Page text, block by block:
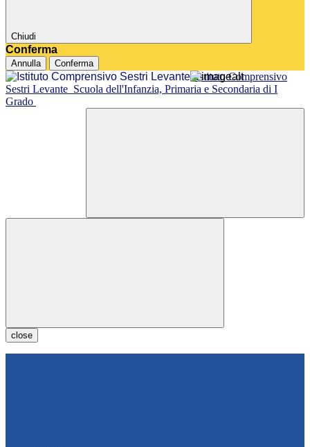
Chiudi
Conferma
Annulla Conferma
Istituto Comprensivo
Sestri Levante Scuola dell'Infanzia, Primaria e Secondaria di I
Grado
close